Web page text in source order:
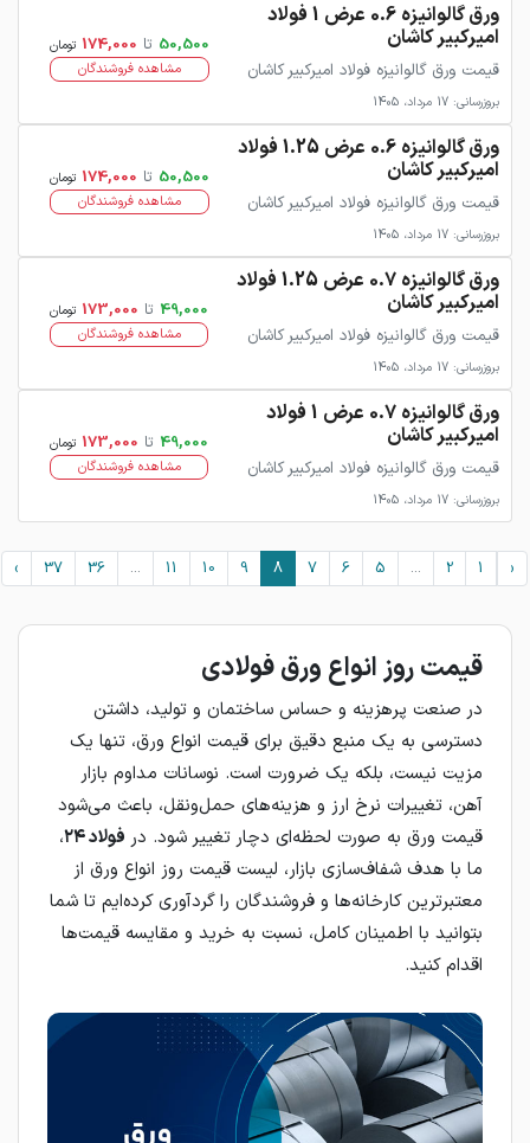
ورق گالوانیزه 0.6 عرض 1 فولاد
امیرکبیر کاشان
قیمت ورق گالوانیزه فولاد امیرکبیر کاشان
بروزرسانی: 17 مرداد، 1405
50,500 تا 174,000 تومان
مشاهده فروشندگان
ورق گالوانیزه 0.6 عرض 1.25 فولاد
امیرکبیر کاشان
قیمت ورق گالوانیزه فولاد امیرکبیر کاشان
بروزرسانی: 17 مرداد، 1405
50,500 تا 174,000 تومان
مشاهده فروشندگان
ورق گالوانیزه 0.7 عرض 1.25 فولاد
امیرکبیر کاشان
قیمت ورق گالوانیزه فولاد امیرکبیر کاشان
بروزرسانی: 17 مرداد، 1405
49,000 تا 173,000 تومان
مشاهده فروشندگان
ورق گالوانیزه 0.7 عرض 1 فولاد
امیرکبیر کاشان
قیمت ورق گالوانیزه فولاد امیرکبیر کاشان
بروزرسانی: 17 مرداد، 1405
49,000 تا 173,000 تومان
مشاهده فروشندگان
‹
1
2
...
5
6
7
8
9
10
11
...
36
37
›
قیمت روز انواع ورق فولادی
در صنعت پرهزینه و حساس ساختمان و تولید، داشتن
دسترسی به یک منبع دقیق برای قیمت انواع ورق، تنها یک
مزیت نیست، بلکه یک ضرورت است. نوسانات مداوم بازار
آهن، تغییرات نرخ ارز و هزینه‌های حمل‌ونقل، باعث می‌شود
قیمت ورق به صورت لحظه‌ای دچار تغییر شود. در فولاد ۲۴
،
ما با هدف شفاف‌سازی بازار، لیست قیمت روز انواع ورق از
معتبرترین کارخانه‌ها و فروشندگان را گردآوری کرده‌ایم تا شما
بتوانید با اطمینان کامل، نسبت به خرید و مقایسه قیمت‌ها
اقدام کنید.